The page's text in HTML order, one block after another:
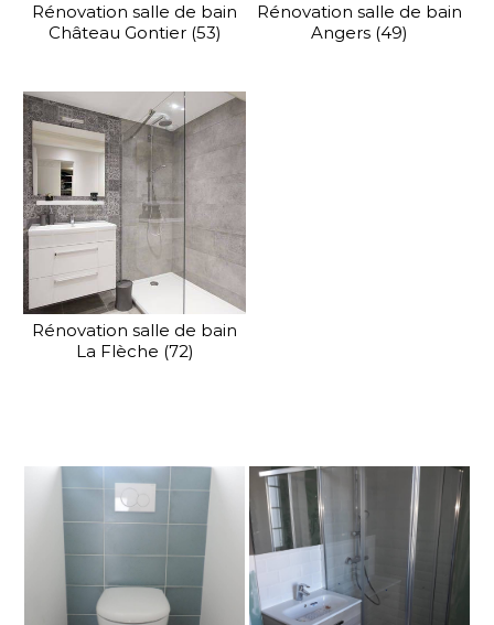
Rénovation salle de bain
Château Gontier (53)
Rénovation salle de bain
Angers (49)
Rénovation salle de bain
La Flèche (72)